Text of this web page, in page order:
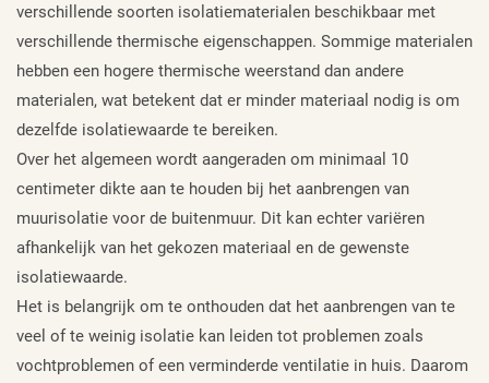
verschillende soorten isolatiematerialen beschikbaar met
verschillende thermische eigenschappen. Sommige materialen
hebben een hogere thermische weerstand dan andere
materialen, wat betekent dat er minder materiaal nodig is om
dezelfde isolatiewaarde te bereiken.
Over het algemeen wordt aangeraden om minimaal 10
centimeter dikte aan te houden bij het aanbrengen van
muurisolatie voor de buitenmuur. Dit kan echter variëren
afhankelijk van het gekozen materiaal en de gewenste
isolatiewaarde.
Het is belangrijk om te onthouden dat het aanbrengen van te
veel of te weinig isolatie kan leiden tot problemen zoals
vochtproblemen of een verminderde ventilatie in huis. Daarom